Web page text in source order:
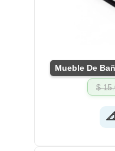
$
📐